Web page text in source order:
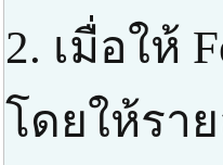
2. เมื่อให้
โดยให้รา